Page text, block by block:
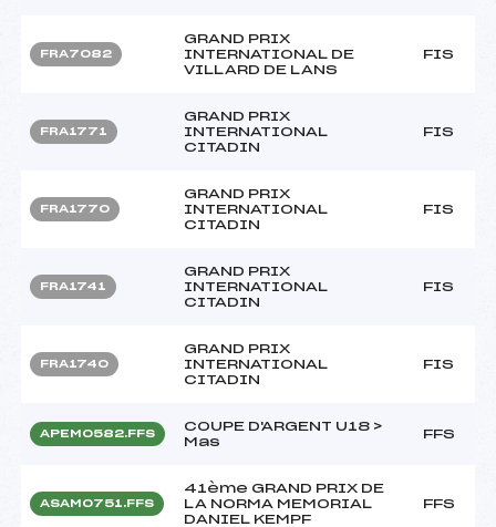
FRA7082
GRAND PRIX
INTERNATIONAL DE
VILLARD DE LANS
FIS
FRA1771
GRAND PRIX
INTERNATIONAL
CITADIN
FIS
FRA1770
GRAND PRIX
INTERNATIONAL
CITADIN
FIS
FRA1741
GRAND PRIX
INTERNATIONAL
CITADIN
FIS
FRA1740
GRAND PRIX
INTERNATIONAL
CITADIN
FIS
APEM0582.FFS
COUPE D'ARGENT U18 >
Mas
FFS
ASAM0751.FFS
41ème GRAND PRIX DE
LA NORMA MEMORIAL
DANIEL KEMPF
FFS